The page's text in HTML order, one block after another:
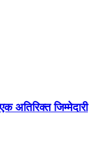
अतिरिक्त जिम्मेदारी